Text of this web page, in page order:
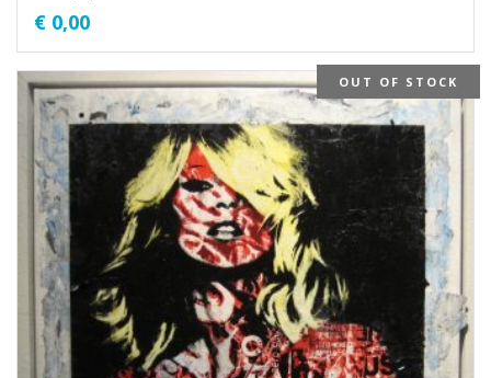
€ 0,00
OUT OF STOCK